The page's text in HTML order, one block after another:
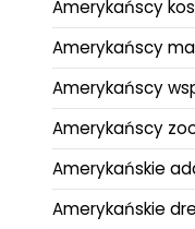
Amerykańscy
Amerykańscy
Amerykańscy
Amerykańscy
Amerykańskie
Amerykańskie